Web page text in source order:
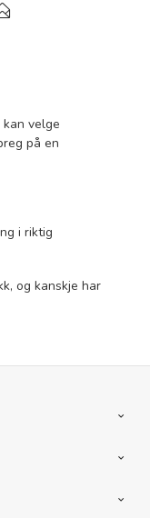
velge
på en
i riktig
og kanskje har